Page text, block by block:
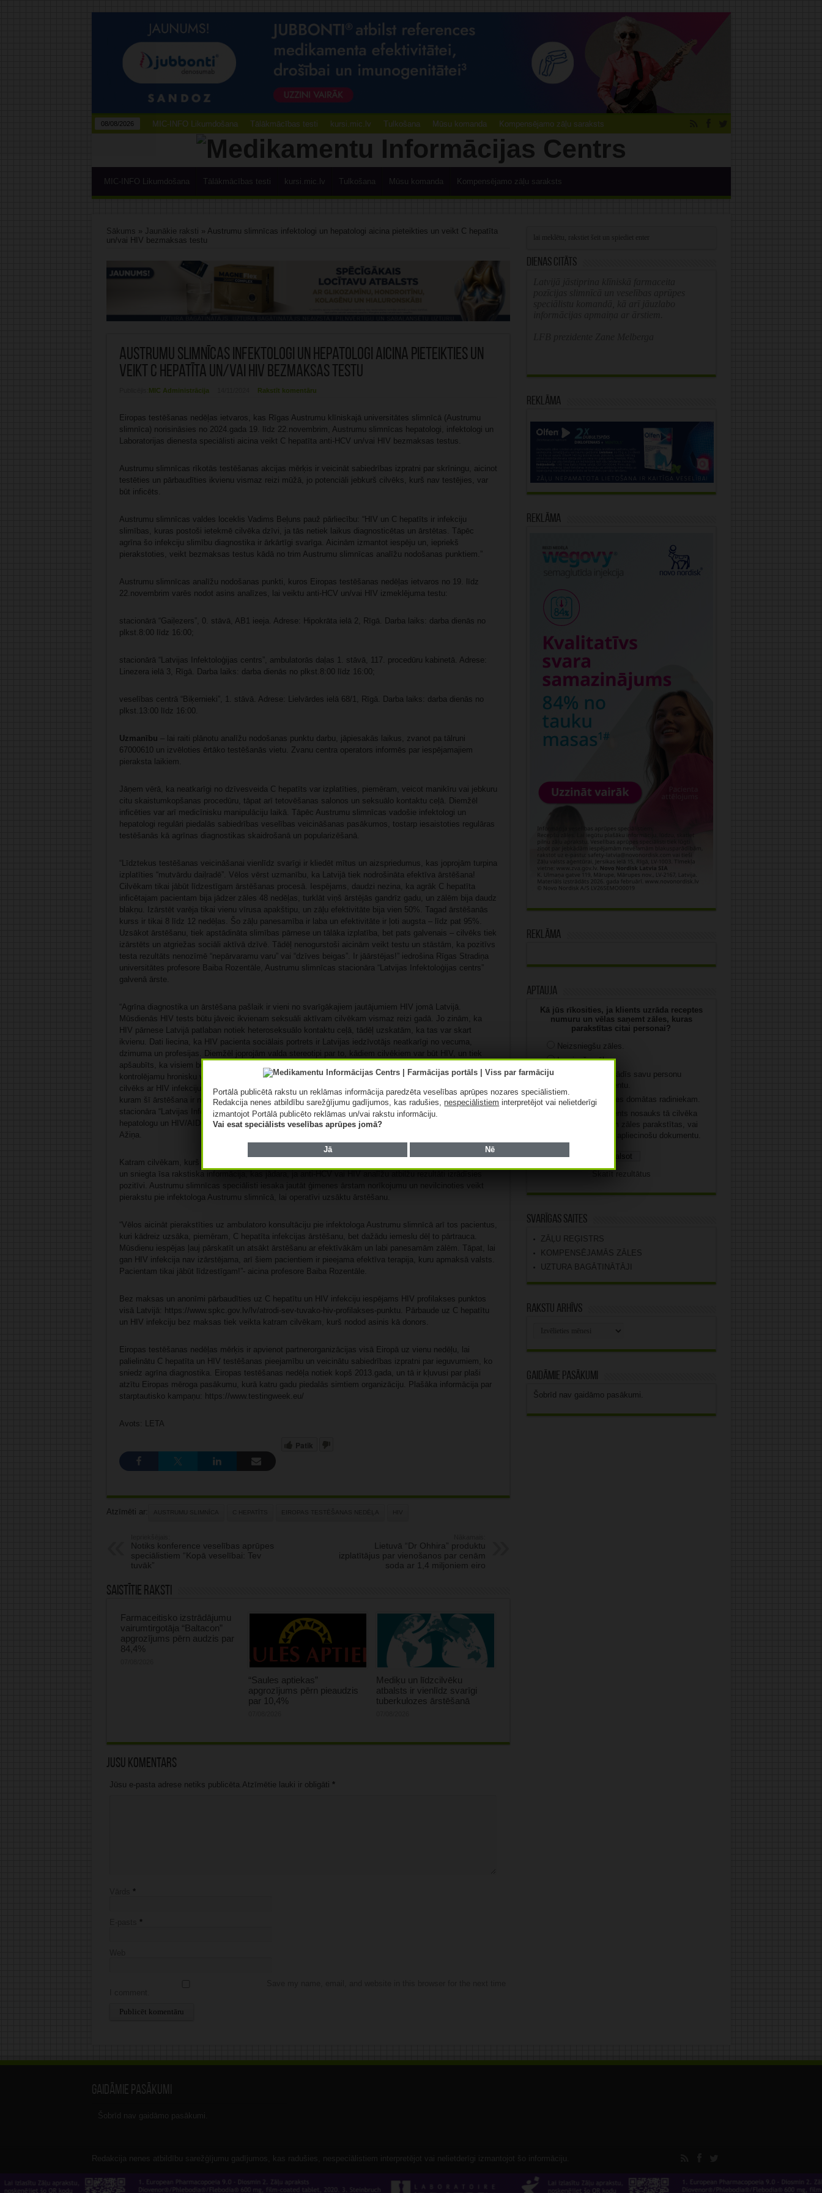
08/08/2026 MIC-INFO Likumdošana Tālākmācības testi kursi.mic.lv Tulkošana Mūsu komanda Kompensējamo zāļu saraksts
MIC-INFO Likumdošana Tālākmācības testi kursi.mic.lv Tulkošana Mūsu komanda Kompensējamo zāļu saraksts
Sākums » Jaunākie raksti » Austrumu slimnīcas infektologi un hepatologi aicina pieteikties un veikt C hepatīta
un/vai HIV bezmaksas testu
Austrumu slimnīcas infektologi un hepatologi aicina pieteikties un
veikt C hepatīta un/vai HIV bezmaksas testu
MIC Administrācija Rakstīt komentāru
Eiropas testēšanas nedēļas ietvaros, kas Rīgas Austrumu klīniskajā universitātes slimnīcā (Austrumu
slimnīca) norisināsies no 2024.gada 19. līdz 22.novembrim, Austrumu slimnīcas hepatologi, infektologi un
Laboratorijas dienesta speciālisti aicina veikt C hepatīta anti-HCV un/vai HIV bezmaksas testus.
Austrumu slimnīcas rīkotās testēšanas akcijas mērķis ir veicināt sabiedrības izpratni par skrīningu, aicinot
testēties un pārbaudīties ikvienu vismaz reizi mūžā, jo potenciāli jebkurš cilvēks, kurš nav testējies, var
būt inficēts.
Austrumu slimnīcas valdes loceklis Vadims Beļuns pauž pārliecību: “HIV un C hepatīts ir infekciju
slimības, kuras postoši ietekmē cilvēka dzīvi, ja tās netiek laikus diagnosticētas un ārstētas. Tāpēc
agrīna šo infekciju slimību diagnostika ir ārkārtīgi svarīga. Aicinām izmantot iespēju un, iepriekš
pierakstoties, veikt bezmaksas testus kādā no trim Austrumu slimnīcas analīžu nodošanas punktiem.”
Austrumu slimnīcas analīžu nodošanas punkti, kuros Eiropas testēšanas nedēļas ietvaros no 19. līdz
22.novembrim varēs nodot asins analīzes, lai veiktu anti-HCV un/vai HIV izmeklējuma testu:
stacionārā “Gaiļezers”, 0. stāvā, AB1 ieeja. Adrese: Hipokrāta ielā 2, Rīgā. Darba laiks: darba dienās no
plkst.8:00 līdz 16:00;
stacionārā “Latvijas Infektoloģijas centrs”, ambulatorās daļas 1. stāvā, 117. procedūru kabinetā. Adrese:
Linezera ielā 3, Rīgā. Darba laiks: darba dienās no plkst.8:00 līdz 16:00;
veselības centrā “Biķernieki”, 1. stāvā. Adrese: Lielvārdes ielā 68/1, Rīgā. Darba laiks: darba dienās no
plkst.13:00 līdz 16:00.
Uzmanību – lai raiti plānotu analīžu nodošanas punktu darbu, jāpiesakās laikus, zvanot pa tālruni
67000610 un izvēloties ērtāko testēšanās vietu. Zvanu centra operators informēs par iespējamajiem
pieraksta laikiem.
Jāņem vērā, ka neatkarīgi no dzīvesveida C hepatīts var izplatīties, piemēram, veicot manikīru vai jebkuru
citu skaistumkopšanas procedūru, tāpat arī tetovēšanas salonos un seksuālo kontaktu ceļā. Diemžēl
inficēties var arī medicīnisku manipulāciju laikā. Tāpēc Austrumu slimnīcas vadošie infektologi un
hepatologi regulāri piedalās sabiedrības veselības veicināšanas pasākumos, tostarp iesaistoties regulāras
testēšanās kā agrīnas diagnostikas skaidrošanā un popularizēšanā.
“Līdztekus testēšanas veicināšanai vienlīdz svarīgi ir kliedēt mītus un aizspriedumus, kas joprojām turpina
izplatīties “mutvārdu daiļradē”. Vēlos vērst uzmanību, ka Latvijā tiek nodrošināta efektīva ārstēšana!
Cilvēkam tikai jābūt līdzestīgam ārstēšanas procesā. Iespējams, daudzi nezina, ka agrāk C hepatīta
inficētajam pacientam bija jādzer zāles 48 nedēļas, turklāt viņš ārstējās gandrīz gadu, un zālēm bija daudz
blakņu. Izārstēt varēja tikai vienu vīrusa apakštipu, un zāļu efektivitāte bija vien 50%. Tagad ārstēšanās
kurss ir tikai 8 līdz 12 nedēļas. Šo zāļu panesamība ir laba un efektivitāte ir ļoti augsta – līdz pat 95%.
Uzsākot ārstēšanu, tiek apstādināta slimības pārnese un tālāka izplatība, bet pats galvenais – cilvēks tiek
izārstēts un atgriežas sociāli aktīvā dzīvē. Tādēļ nenogurstoši aicinām veikt testu un stāstām, ka pozitīvs
testa rezultāts nenozīmē “nepārvaramu varu” vai “dzīves beigas”. Ir jāārstējas!” iedrošina Rīgas Stradiņa
universitātes profesore Baiba Rozentāle, Austrumu slimnīcas stacionāra “Latvijas Infektoloģijas centrs”
galvenā ārste.
“Agrīna diagnostika un ārstēšana pašlaik ir vieni no svarīgākajiem jautājumiem HIV jomā Latvijā.
Mūsdienās HIV tests būtu jāveic ikvienam seksuāli aktīvam cilvēkam vismaz reizi gadā. Jo zinām, ka
HIV pārnese Latvijā patlaban notiek heteroseksuālo kontaktu ceļā, tādēļ uzskatām, ka tas var skart
ikvienu. Dati liecina, ka HIV pacienta sociālais portrets ir Latvijas iedzīvotājs neatkarīgi no vecuma,
dzimuma un profesijas. Diemžēl joprojām valda stereotipi par to, kādiem cilvēkiem var būt HIV, un tiek
apšaubīts, ka visiem būtu jāpārbauda sava veselība. Uzsvēršu, ka HIV infekcija mūsdienās ir kļuvusi par
kontrolējamu hronisku veselības stāvokli. Patlaban saņemt valsts apmaksātu ārstēšanu var ikviens
cilvēks ar HIV infekciju, un tas nodrošina pilnvērtīgu dzīvi. Tādēļ ir svarīgi iespējami ātrāk atklāt ikvienu,
kuram šī ārstēšana ir nepieciešama, lai ierobežotu infekcijas izplatību,” ir pārliecināta Austrumu slimnīcas
stacionāra “Latvijas Infektoloģijas centrs” ambulatoro pakalpojumu vadītāja, Latvijas Infektologu,
hepatologu un HIV/AIDS speciālistu asociācijas (LIHHASA) prezidente, ārste infektoloģe Dr. med. Inga
Ažiņa.
Katram cilvēkam, kurš Austrumu slimnīcā veiks asins analīžu testu, tiks skaidroti turpmākās rīcības soļi
un sniegta īsa rakstiska informācija, kas jādara, ja anti-HCV vai HIV analīžu atbilžu rezultāti izrādīsies
pozitīvi. Austrumu slimnīcas speciālisti iesaka jautāt ģimenes ārstam norīkojumu un nevilcinoties veikt
pierakstu pie infektologa Austrumu slimnīcā, lai operatīvi uzsāktu ārstēšanu.
“Vēlos aicināt pierakstīties uz ambulatoro konsultāciju pie infektologa Austrumu slimnīcā arī tos pacientus,
kuri kādreiz uzsāka, piemēram, C hepatīta infekcijas ārstēšanu, bet dažādu iemeslu dēļ to pārtrauca.
Mūsdienu iespējas ļauj pārskatīt un atsākt ārstēšanu ar efektīvākām un labi panesamām zālēm. Tāpat, lai
gan HIV infekcija nav izārstējama, arī šiem pacientiem ir pieejama efektīva terapija, kuru apmaksā valsts.
Pacientam tikai jābūt līdzestīgam!”- aicina profesore Baiba Rozentāle.
Bez maksas un anonīmi pārbaudīties uz C hepatītu un HIV infekciju iespējams HIV profilakses punktos
visā Latvijā: https://www.spkc.gov.lv/lv/atrodi-sev-tuvako-hiv-profilakses-punktu. Pārbaude uz C hepatītu
un HIV infekciju bez maksas tiek veikta katram cilvēkam, kurš nodod asinis kā donors.
Eiropas testēšanas nedēļas mērķis ir apvienot partnerorganizācijas visā Eiropā uz vienu nedēļu, lai
palielinātu C hepatīta un HIV testēšanas pieejamību un veicinātu sabiedrības izpratni par ieguvumiem, ko
sniedz agrīna diagnostika. Eiropas testēšanas nedēļa notiek kopš 2013.gada, un tā ir kļuvusi par plaši
atzītu Eiropas mēroga pasākumu, kurā katru gadu piedalās simtiem organizāciju. Plašāka informācija par
starptautisko kampaņu: https://www.testingweek.eu/
Avots: LETA
Patīk
Atzīmēti ar: AUSTRUMU SLIMNĪCA C HEPATĪTS EIROPAS TESTĒŠANAS NEDĒĻA HIV
Notiks konference veselības aprūpes
speciālistiem “Kopā veselībai: Tev
tuvāk”
Lietuvā “Dr Ohhira” produktu
izplatītājus par vienošanos par cenām
soda ar 1,4 miljoniem eiro
Saistītie raksti
Farmaceitisko izstrādājumu
vairumtirgotāja “Baltacon”
apgrozījums pērn audzis par
84,4%
“Saules aptiekas”
apgrozījums pērn pieaudzis
par 10,4%
Mediķu un līdzcilvēku
atbalsts ir vienlīdz svarīgi
tuberkulozes ārstēšanā
Jūsu komentārs
Jūsu e-pasta adrese netiks publicēta.Atzīmētie lauki ir obligāti *
*
*
Dienas citāts
Reklāma
Reklāma
Reklāma
Aptauja
Kā jūs rīkosities, ja klients uzrāda receptes
numuru un vēlas saņemt zāles, kuras
parakstītas citai personai?
Neizsniegšu zāles.
Izsniegšu zāles.
Izsniegšu, ja uzrādīs savu personu
apliecinošu dokumentu.
Izsniegšu, ja zāles domātas radiniekam.
Izsniegšu, ja klients nosauks tā cilvēka
personas kodu, kam zāles parakstītas, vai
uzrādīs šo personu apliecinošu dokumentu.
Skatīt rezultātus
Svarīgas saites
ZĀĻU REĢISTRS
KOMPENSĒJAMĀS ZĀLES
UZTURA BAGĀTINĀTĀJI
Rakstu arhīvs
Gaidāmie pasākumi
Šobrīd nav gaidāmo pasākumi.
Gaidāmie pasākumi
Šobrīd nav gaidāmo pasākumi.
Redakcija nenes atbildību sarežģījumu gadījumos, kas radušies, nespeciālistiem interpretējot vai nelietderīgi izmantojot šo informāciju.
Portālā publicētā rakstu un reklāmas informācija paredzēta veselības aprūpes nozares speciālistiem.
Redakcija nenes atbildību sarežģījumu gadījumos, kas radušies,nespeciālistiem interpretējot vai nelietderīgi
izmantojot Portālā publicēto reklāmas un/vai rakstu informāciju.
Vai esat speciālists veselības aprūpes jomā?
Jā Nē